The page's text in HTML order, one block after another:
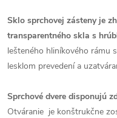
Sklo sprchovej zásteny je
transparentného skla s
lešteného hliníkového rámu
lesklom prevedení a
Sprchové dvere disponujú
Otváranie je konštrukčne